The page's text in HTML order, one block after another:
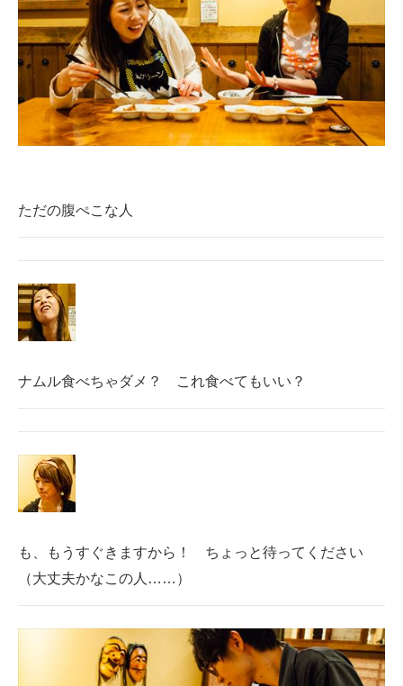
ただの腹ぺこな人
ナムル食べちゃダメ？ これ食べてもいい？
も、もうすぐきますから！ ちょっと待ってください
（大丈夫かなこの人……）